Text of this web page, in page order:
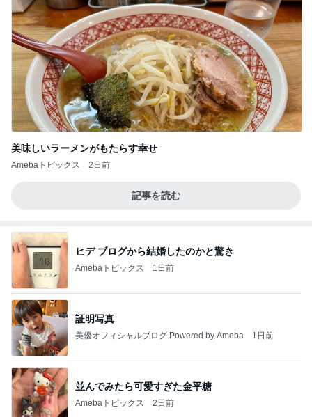
美味しいラーメンがもたらす幸せ
Amebaトピックス 2日前
記事を読む
ヒデ ブログから結婚したのかと驚き
Amebaトピックス 1日前
証明写真
美優オフィシャルブログ Powered by Ameba 1日前
並んでみたら可愛すぎた金平糖
Amebaトピックス 2日前